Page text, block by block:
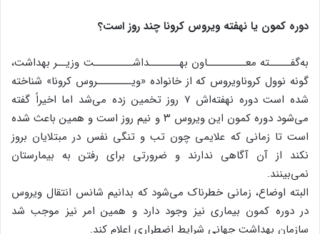
دوره کمون یا نهفته ویروس کرونا چند روز است؟
به‌گفـــــته معـــــــــاون بهـــــــداشـــــــــت وزیــر بهداشت،
گونه نوول کروناویروس که از خانواده «ویــــــــروس کرونا» شناخته
شده است دوره نهفته‌اش ۷ روز تخمین زده می‌شد اما اخیراً گفته
می‌شود دوره کمون این ویروس ۳ و نیم روز است و همین باعث شده
است تا زمانی که علایمی چون تب و تنگی نفس در مبتلایان بروز
نکند از آن آگاهی ندارند و ضرورتی برای رفتن به بیمارستان
نمی‌بینند.
البته اوضاع، زمانی خطرناک می‌شود که بدانیم شانس انتقال ویروس
در دوره کمون بیماری نیز وجود دارد و همین امر نیز موجب شد
سازمان بهداشت جهانی شرایط اضطراری اعلام کند.